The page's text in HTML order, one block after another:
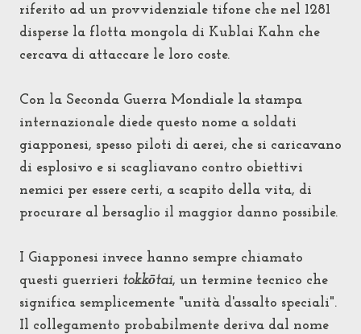
riferito ad un provvidenziale tifone che nel 1281
disperse la flotta mongola di Kublai Kahn che
cercava di attaccare le loro coste.
Con la Seconda Guerra Mondiale la stampa
internazionale diede questo nome a soldati
giapponesi, spesso piloti di aerei, che si caricavano
di esplosivo e si scagliavano contro obiettivi
nemici per essere certi, a scapito della vita, di
procurare al bersaglio il maggior danno possibile.
I Giapponesi invece hanno sempre chiamato
questi guerrieri tokkōtai, un termine tecnico che
significa semplicemente "unità d'assalto speciali".
Il collegamento probabilmente deriva dal nome